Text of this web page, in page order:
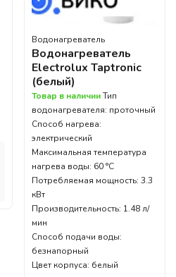
Водонагреватель
Водонагреватель
Electrolux Taptronic
(белый)
Товар в наличииТип
водонагревателя: проточный
Способ нагрева:
электрический
Максимальная температура
нагрева воды: 60 °С
Потребляемая мощность: 3.3
кВт
Производительность: 1.48 л/
мин
Способ подачи воды:
безнапорный
Цвет корпуса: белый